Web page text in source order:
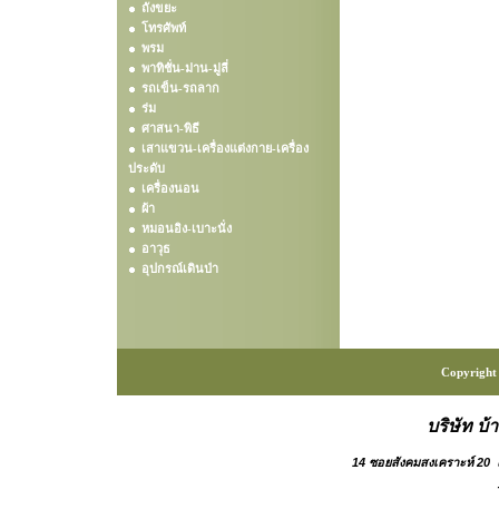
ถังขยะ
โทรศัพท์
พรม
พาทิชั่น-ม่าน-มู่ลี่
รถเข็น-รถลาก
ร่ม
ศาสนา-พิธี
เสาแขวน-เครื่องแต่งกาย-เครื่อง
ประดับ
เครื่องนอน
ผ้า
หมอนอิง-เบาะนั่ง
อาวุธ
อุปกรณ์เดินป่า
Copyright
บริษัท บ้
14 ซอยสังคมสงเคราะห์ 20